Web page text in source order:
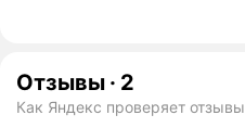
Отзывы · 2
Как Яндекс проверяет отзывы